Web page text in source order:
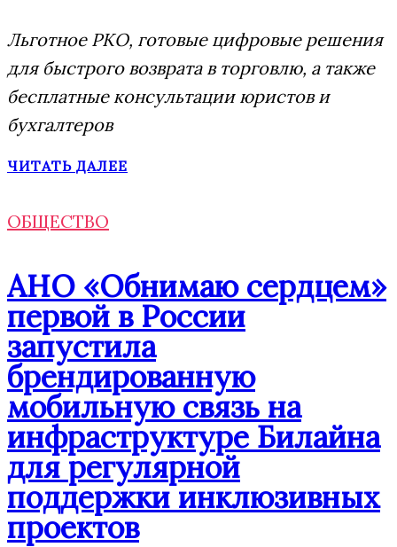
Льготное РКО, готовые цифровые решения
для быстрого возврата в торговлю, а также
бесплатные консультации юристов и
бухгалтеров
ЧИТАТЬ ДАЛЕЕ
ОБЩЕСТВО
АНО «Обнимаю сердцем»
первой в России
запустила
брендированную
мобильную связь на
инфраструктуре Билайна
для регулярной
поддержки инклюзивных
проектов